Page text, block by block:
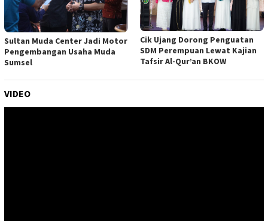
Sultan Muda Center Jadi Motor
Pengembangan Usaha Muda
Sumsel
Cik Ujang Dorong Penguatan
SDM Perempuan Lewat Kajian
Tafsir Al-Qur’an BKOW
VIDEO